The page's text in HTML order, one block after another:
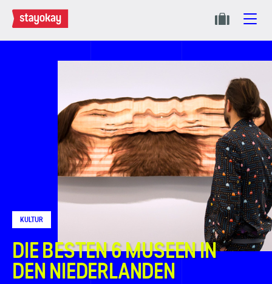
KULTUR
DIE BESTEN 6 MUSEEN IN
DEN NIEDERLANDEN